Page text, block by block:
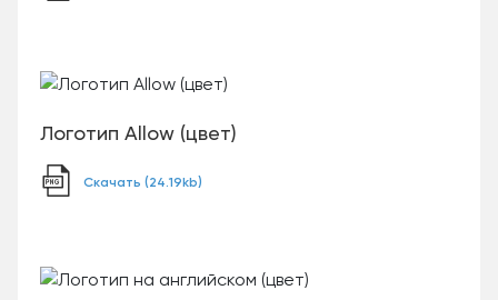
Логотип Allow (цвет)
Скачать (24.19kb)